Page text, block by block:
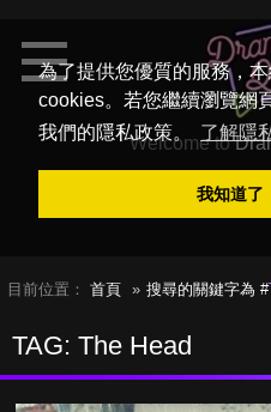
為了提供您優質的服務，本
cookies。若您繼續瀏覽網
我們的隱私政策。
了解隱
我知道了
Welcome to
目前位置： 首頁 搜尋的關鍵字為 #
TAG: The Head